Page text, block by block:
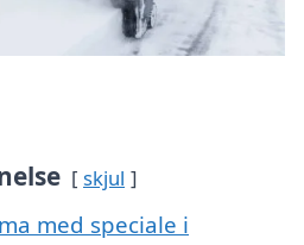
skjul
med speciale i